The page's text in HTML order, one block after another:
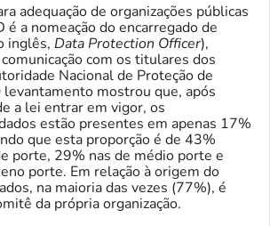
adequação de organizações públicas
é a nomeação do encarregado de
inglês, Data Protection Officer),
com os titulares dos
Nacional de Proteção de
levantamento mostrou que, após
a lei entrar em vigor, os
estão presentes em apenas 17%
que esta proporção é de 43%
porte, 29% nas de médio porte e
porte. Em relação à origem do
na maioria das vezes (77%), é
da própria organização.